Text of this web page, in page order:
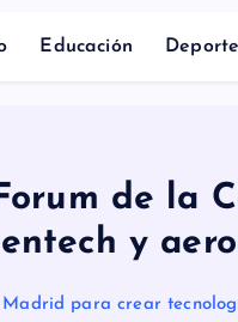
Educación
de la
y
para crear